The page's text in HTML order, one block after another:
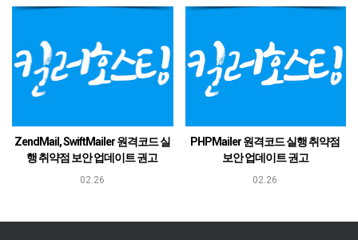
ZendMail, SwiftMailer 원격코드 실
행 취약점 보안 업데이트 권고
□ 개요o 폴란드 보안 연구원 Dawid
02.26
PHPMailer 원격코드 실행 취약점
보안 업데이트 권고
2016-12-29 : 업데이트 권고로 변경 및 취약
02.26